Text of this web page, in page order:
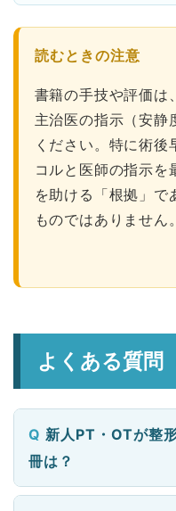
読むときの注意
書籍の手技や評価は
主治医の指示（安静
ください。特に術後
コルと医師の指示を
を助ける「根拠」で
ものではありません。
よくある質問
新人PT・OTが整
冊は？